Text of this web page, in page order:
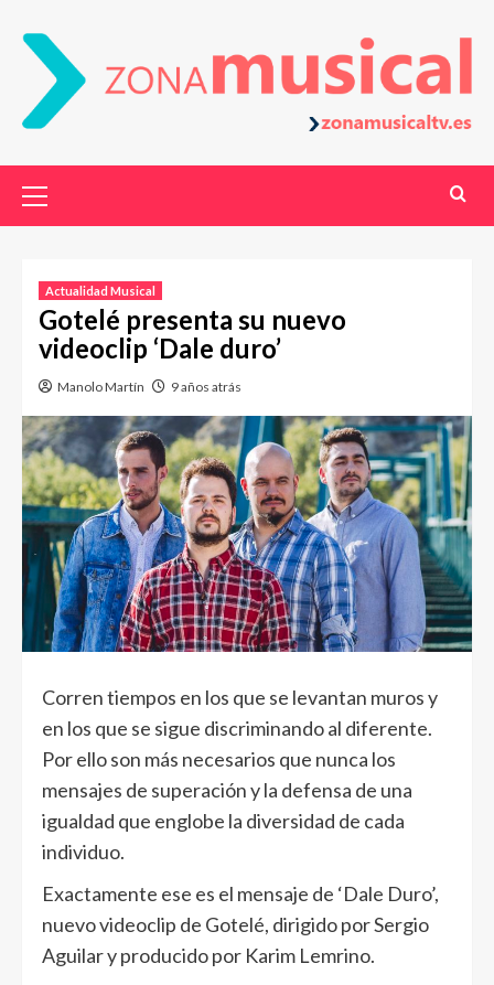
Actualidad Musical
Gotelé presenta su nuevo
videoclip ‘Dale duro’
Manolo Martín 9 años atrás
Corren tiempos en los que se levantan muros y
en los que se sigue discriminando al diferente.
Por ello son más necesarios que nunca los
mensajes de superación y la defensa de una
igualdad que englobe la diversidad de cada
individuo.
Exactamente ese es el mensaje de ‘Dale Duro’,
nuevo videoclip de Gotelé, dirigido por Sergio
Aguilar y producido por Karim Lemrino.